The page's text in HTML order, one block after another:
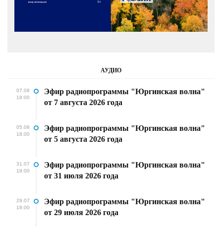
АУДИО
07.08
18:00
Эфир радиопрограммы "Юргинская волна"
от 7 августа 2026 года
05.08
18:00
Эфир радиопрограммы "Юргинская волна"
от 5 августа 2026 года
31.07
18:00
Эфир радиопрограммы "Юргинская волна"
от 31 июля 2026 года
29.07
18:00
Эфир радиопрограммы "Юргинская волна"
от 29 июля 2026 года